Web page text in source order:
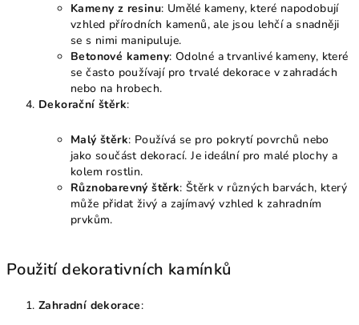
Kameny z resinu: Umělé kameny, které napodobují
vzhled přírodních kamenů, ale jsou lehčí a snadněji
se s nimi manipuluje.
Betonové kameny: Odolné a trvanlivé kameny, které
se často používají pro trvalé dekorace v zahradách
nebo na hrobech.
Dekorační štěrk:
Malý štěrk: Používá se pro pokrytí povrchů nebo
jako součást dekorací. Je ideální pro malé plochy a
kolem rostlin.
Různobarevný štěrk: Štěrk v různých barvách, který
může přidat živý a zajímavý vzhled k zahradním
prvkům.
Použití dekorativních kamínků
Zahradní dekorace: